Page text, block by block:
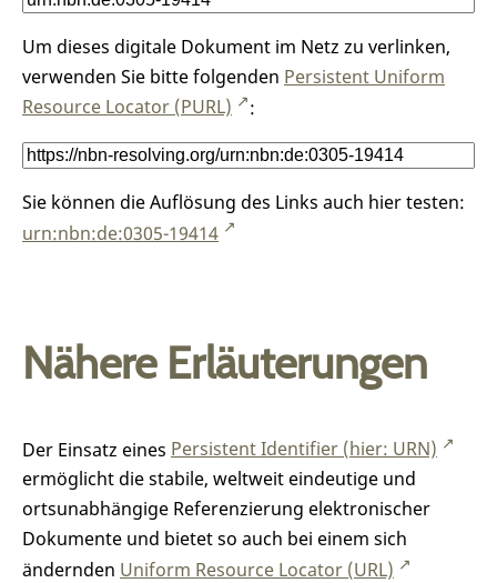
Um dieses digitale Dokument im Netz zu verlinken,
verwenden Sie bitte folgenden Persistent Uniform
Resource Locator (PURL)
:
Sie können die Auflösung des Links auch hier testen:
urn:nbn:de:0305-19414
Nähere Erläuterungen
Der Einsatz eines Persistent Identifier (hier: URN)
ermöglicht die stabile, weltweit eindeutige und
ortsunabhängige Referenzierung elektronischer
Dokumente und bietet so auch bei einem sich
ändernden Uniform Resource Locator (URL)